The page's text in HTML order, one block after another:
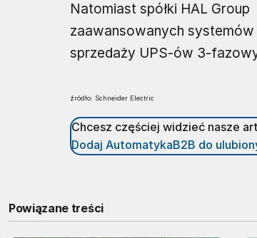
Natomiast spółki HAL
zaawansowanych
sprzedaży UPS-ów 3-
źródło: Schneider Electric
Chcesz częściej widzieć nasze
Dodaj AutomatykaB2B do
Powiązane treści